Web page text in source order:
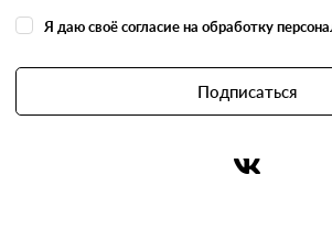
Я даю своё согласие на обработку
Подписаться